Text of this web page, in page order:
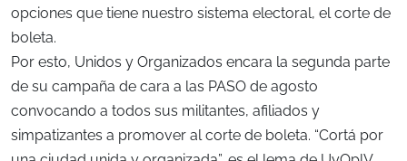
opciones que tiene nuestro sistema electoral, el corte de
boleta.
Por esto, Unidos y Organizados encara la segunda parte
de su campaña de cara a las PASO de agosto
convocando a todos sus militantes, afiliados y
simpatizantes a promover al corte de boleta. “Cortá por